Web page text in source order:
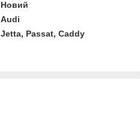
Новий
Audi
Jetta, Passat, Caddy